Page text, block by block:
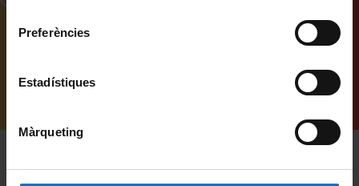
consentiment
Preferències
Estadístiques
Màrqueting